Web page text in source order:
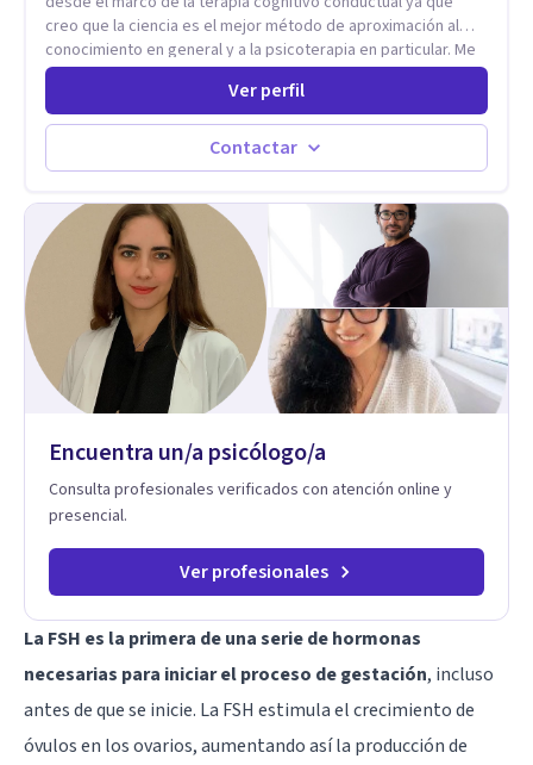
racional.
creo que la ciencia es el mejor método de aproximación al
conocimiento en general y a la psicoterapia en particular. Me
interesan los procesos de cambio conductual por los que una
persona pueda alcanzar sus objetivos, transitando,
aceptando y modificando sus patrones cognitivos y
emocionales. Abordo patologías específicas como trastornos
de ansiedad y del ánimo, y también crisis vitales y procesos
Ver perfil
Contactar
Encuentra un/a psicólogo/a
Consulta profesionales verificados con atención online y
presencial.
Ver profesionales
La FSH es la primera de una serie de hormonas
necesarias para iniciar el proceso de gestación, incluso
antes de que se inicie. La FSH estimula el crecimiento de
óvulos en los ovarios, aumentando así la producción de